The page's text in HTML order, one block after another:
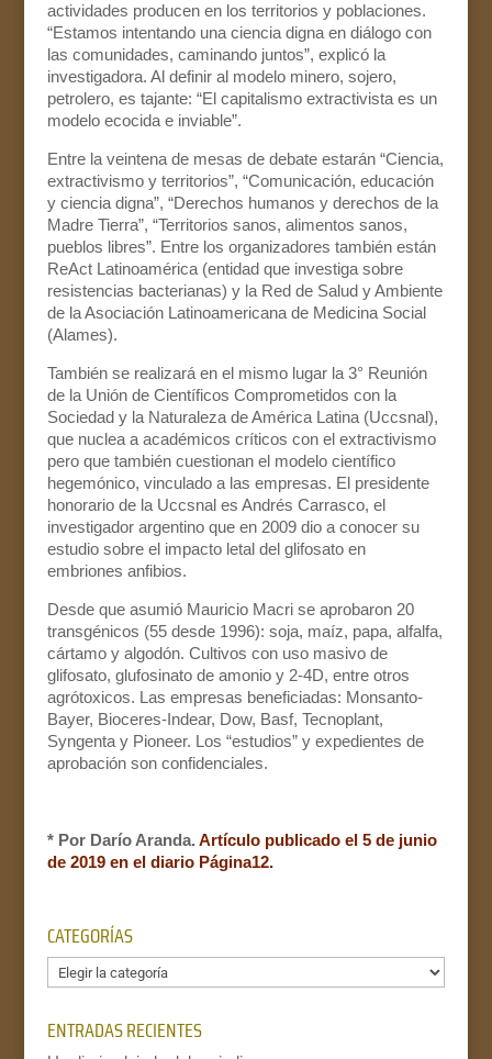
actividades producen en los territorios y poblaciones.
“Estamos intentando una ciencia digna en diálogo con
las comunidades, caminando juntos”, explicó la
investigadora. Al definir al modelo minero, sojero,
petrolero, es tajante: “El capitalismo extractivista es un
modelo ecocida e inviable”.
Entre la veintena de mesas de debate estarán “Ciencia,
extractivismo y territorios”, “Comunicación, educación
y ciencia digna”, “Derechos humanos y derechos de la
Madre Tierra”, “Territorios sanos, alimentos sanos,
pueblos libres”. Entre los organizadores también están
ReAct Latinoamérica (entidad que investiga sobre
resistencias bacterianas) y la Red de Salud y Ambiente
de la Asociación Latinoamericana de Medicina Social
(Alames).
También se realizará en el mismo lugar la 3° Reunión
de la Unión de Científicos Comprometidos con la
Sociedad y la Naturaleza de América Latina (Uccsnal),
que nuclea a académicos críticos con el extractivismo
pero que también cuestionan el modelo científico
hegemónico, vinculado a las empresas. El presidente
honorario de la Uccsnal es Andrés Carrasco, el
investigador argentino que en 2009 dio a conocer su
estudio sobre el impacto letal del glifosato en
embriones anfibios.
Desde que asumió Mauricio Macri se aprobaron 20
transgénicos (55 desde 1996): soja, maíz, papa, alfalfa,
cártamo y algodón. Cultivos con uso masivo de
glifosato, glufosinato de amonio y 2-4D, entre otros
agrótoxicos. Las empresas beneficiadas: Monsanto-
Bayer, Bioceres-Indear, Dow, Basf, Tecnoplant,
Syngenta y Pioneer. Los “estudios” y expedientes de
aprobación son confidenciales.
* Por Darío Aranda. Artículo publicado el 5 de junio
de 2019 en el diario Página12.
CATEGORÍAS
Categorías
ENTRADAS RECIENTES